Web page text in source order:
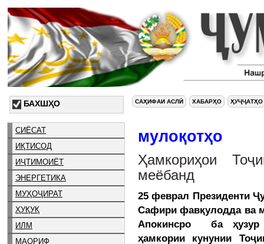
БАХШҲО
СИЁСАТ
ИҚТИСОД
ИҶТИМОИЁТ
ЭНЕРГЕТИКА
МУҲОҶИРАТ
ҲУҚУҚ
ИЛМ
МАОРИФ
САҲИФАИ АСЛӢ ХАБАРҲО ҲУҶҶАТҲО
мулоқотҳо
Ҳамкориҳои
меёбанд
25 феврал Президенти
Сафири фавқулодда ва
Апокинсро ба ҳузур
ҳамкории кунунии